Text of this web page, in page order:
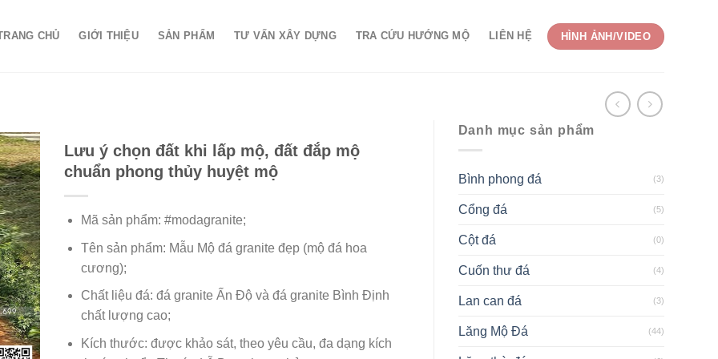
CHỦ GIỚI THIỆU SẢN PHẨM TƯ VẤN XÂY DỰNG TRA CỨU HƯỚNG MỘ LIÊN HỆ HÌNH ẢNH/VIDEO
Danh mục sản phẩm
Bình phong đá (3)
Cổng đá (5)
Cột đá (0)
Cuốn thư đá (4)
Lan can đá (3)
Lăng Mộ Đá (44)
Lưu ý chọn đất khi lấp mộ, đất đắp mộ
chuẩn phong thủy huyệt mộ
Mã sản phẩm: #modagranite;
Tên sản phẩm: Mẫu Mộ đá granite đẹp (mộ đá hoa
cương);
Chất liệu đá: đá granite Ấn Độ và đá granite Bình Định
chất lượng cao;
Kích thước: được khảo sát, theo yêu cầu, đa dạng kích